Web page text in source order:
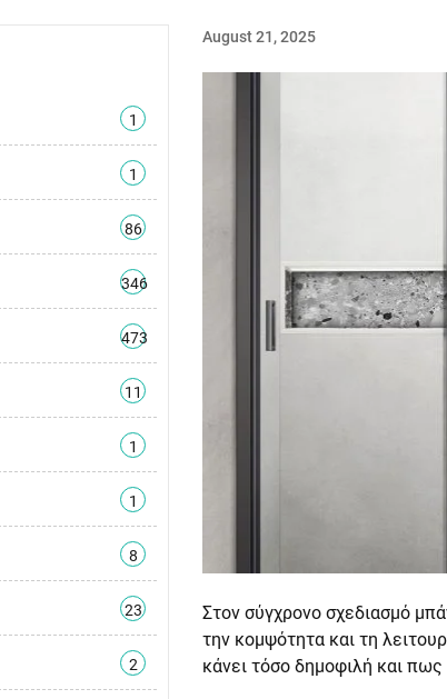
1
1
86
346
473
11
1
1
8
23
2
August 21, 2025
Στον σύγχρονο σχεδιασμό
την κομψότητα και τη
κάνει τόσο δημοφιλή και